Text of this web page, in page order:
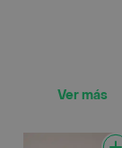
Ver más